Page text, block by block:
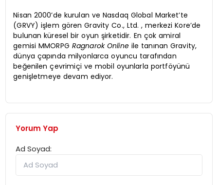
Nisan 2000’de kurulan ve Nasdaq Global Market’te
(GRVY) işlem gören Gravity Co., Ltd. , merkezi Kore’de
bulunan küresel bir oyun şirketidir. En çok amiral
gemisi MMORPG Ragnarok Onlineile tanınan Gravity,
dünya çapında milyonlarca oyuncu tarafından
beğenilen çevrimiçi ve mobil oyunlarla portföyünü
genişletmeye devam ediyor.
Yorum Yap
Ad Soyad: